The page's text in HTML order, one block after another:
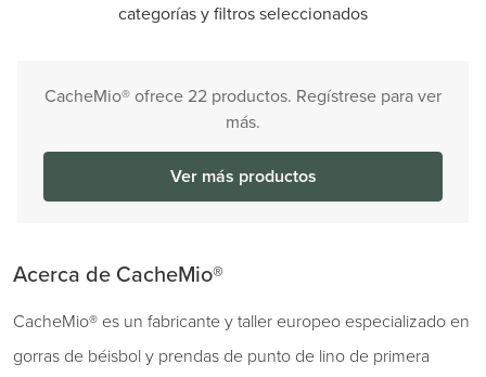
categorías y filtros seleccionados
CacheMio® ofrece 22 productos. Regístrese para ver
más.
Ver más productos
Acerca de CacheMio®
CacheMio® es un fabricante y taller europeo especializado en
gorras de béisbol y prendas de punto de lino de primera